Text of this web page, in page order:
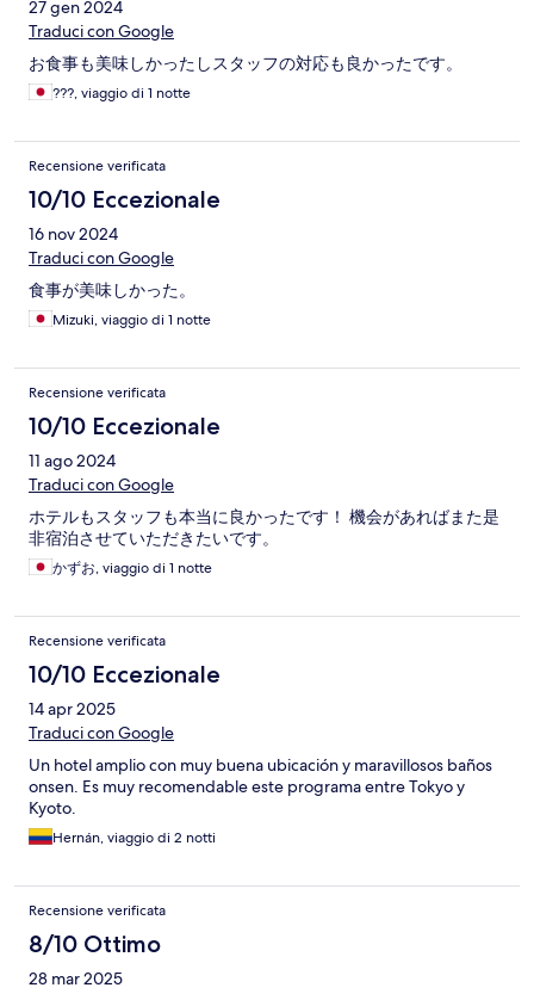
27 gen 2024
Traduci con Google
お食事も美味しかったしスタッフの対応も良かったです。
???, viaggio di 1 notte
Recensione verificata
10/10 Eccezionale
16 nov 2024
Traduci con Google
食事が美味しかった。
Mizuki, viaggio di 1 notte
Recensione verificata
10/10 Eccezionale
11 ago 2024
Traduci con Google
ホテルもスタッフも本当に良かったです！ 機会があればまた是
非宿泊させていただきたいです。
かずお, viaggio di 1 notte
Recensione verificata
10/10 Eccezionale
14 apr 2025
Traduci con Google
Un hotel amplio con muy buena ubicación y maravillosos baños
onsen. Es muy recomendable este programa entre Tokyo y
Kyoto.
Hernán, viaggio di 2 notti
Recensione verificata
8/10 Ottimo
28 mar 2025